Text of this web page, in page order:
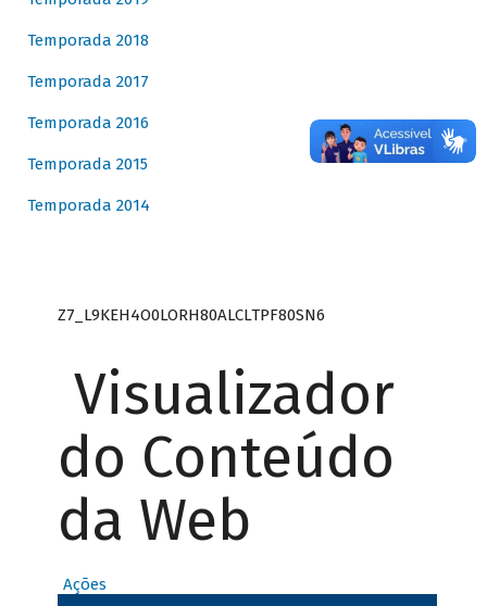
Temporada 2018
Temporada 2017
Temporada 2016
Temporada 2015
Temporada 2014
Z7_L9KEH4O0LORH80ALCLTPF80SN6
Visualizador
do Conteúdo
da Web
Ações